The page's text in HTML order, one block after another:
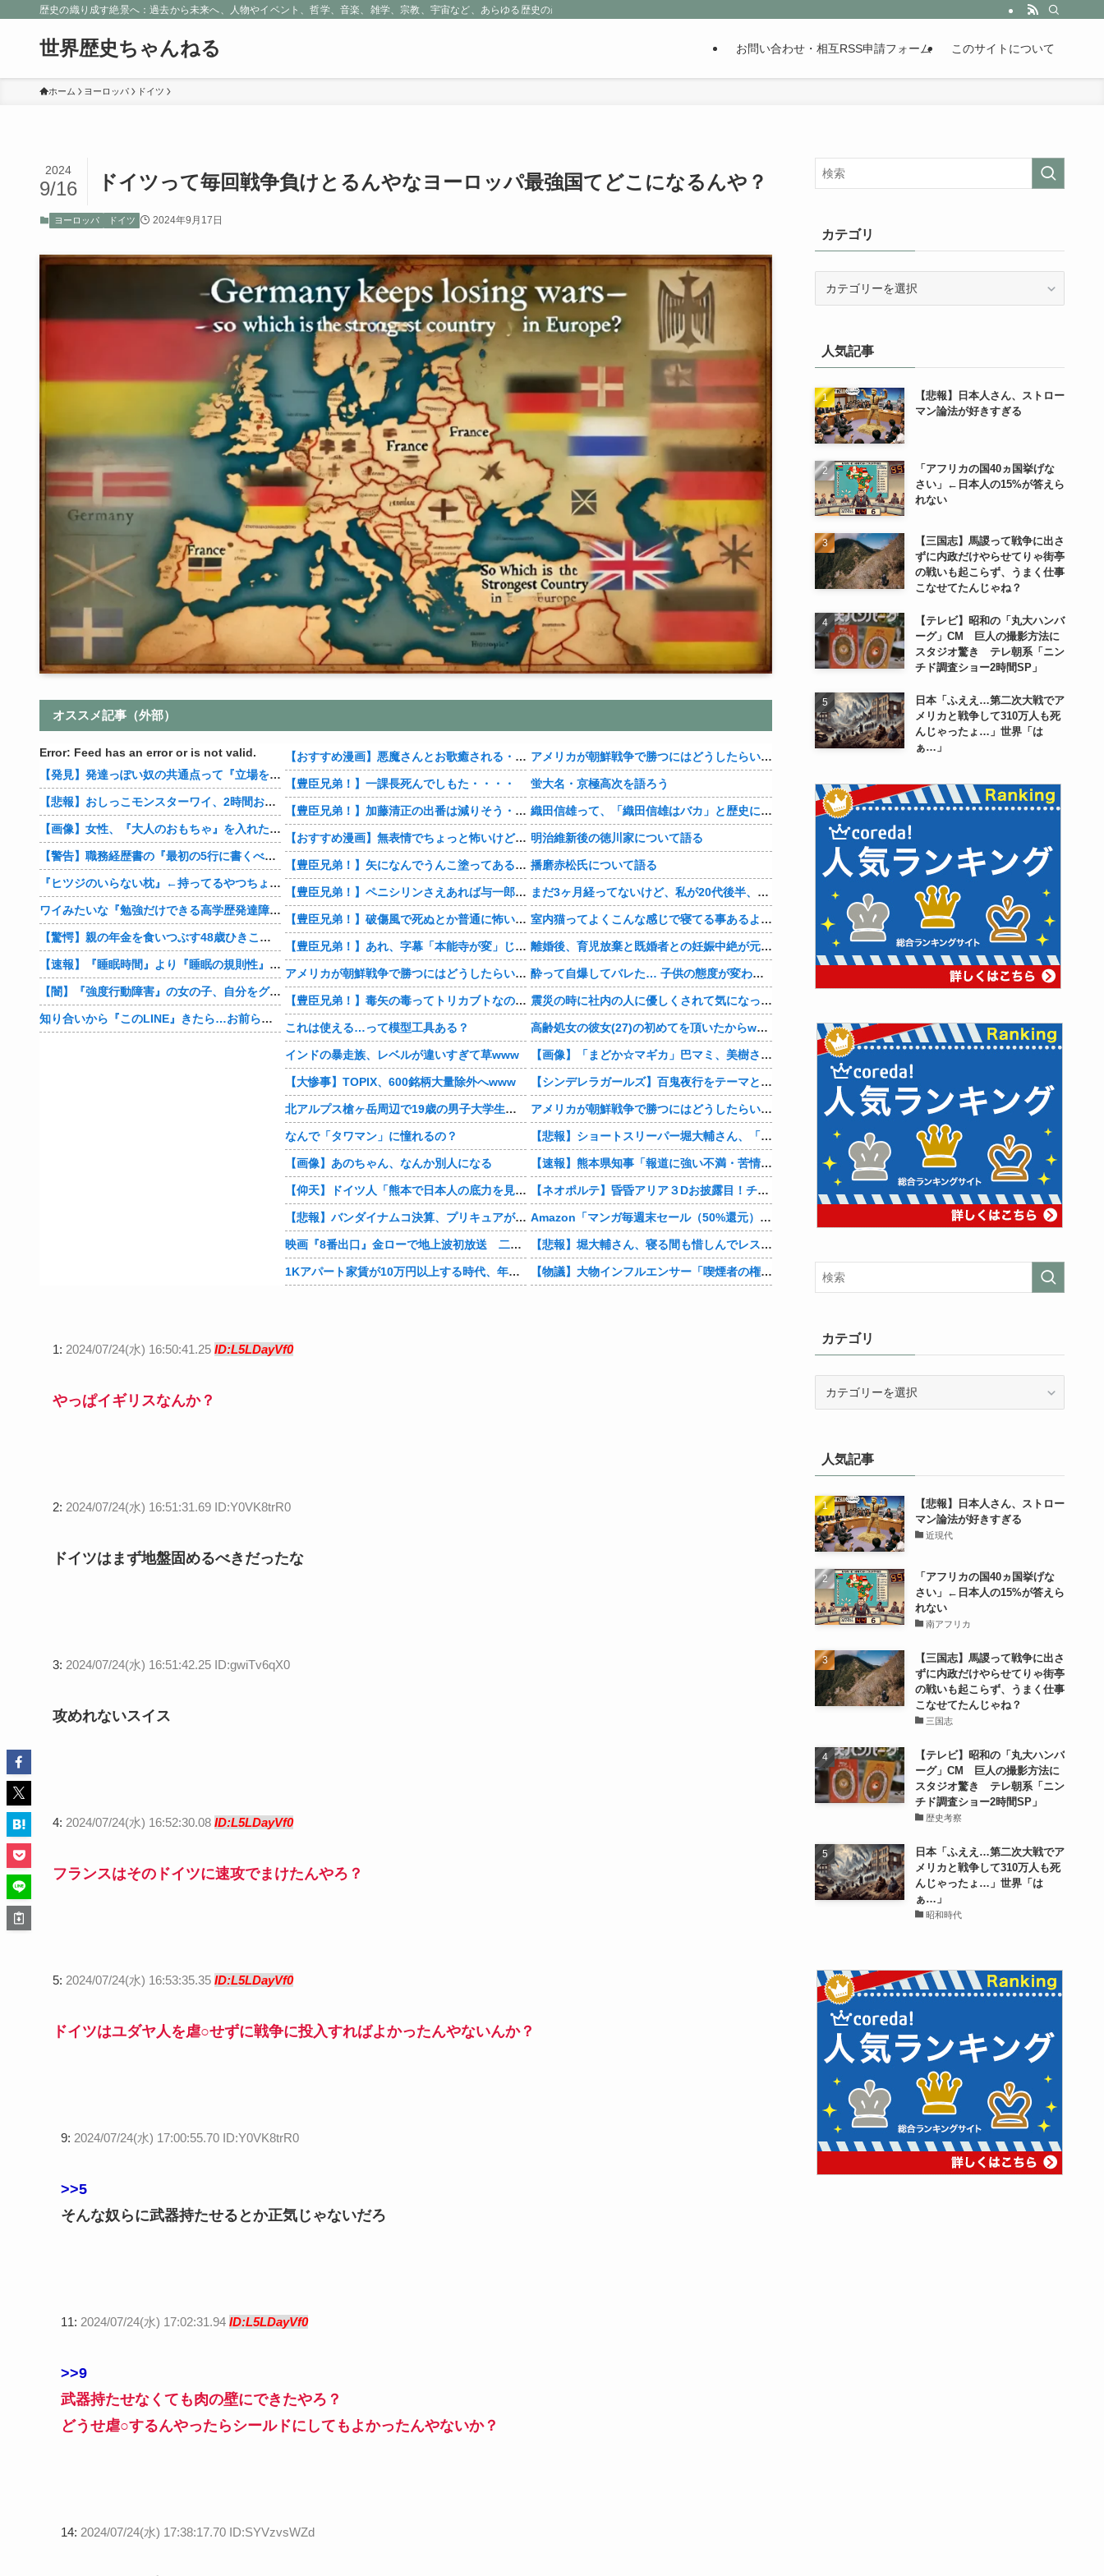
歴史の織り成す絶景へ：過去から未来へ、人物やイベント、哲学、音楽、雑学、宗教、宇宙など、あらゆる歴史の産物に包まれる魅惑の世界を探求しよう。歴史が苦手な人も魅了するまとめサイトです。
世界歴史ちゃんねる お問い合わせ・相互RSS申請フォーム このサイトについて
ホーム ヨーロッパ ドイツ
ドイツって毎回戦争負けとるんやなヨーロッパ最強国てどこになるんや？
2024
9/16
ヨーロッパ ドイツ 2024年9月17日
オススメ記事（外部）
Error: Feed has an error or is not valid.
【発見】発達っぽい奴の共通点って『立場を理解できない』だよな
【悲報】おしっこモンスターワイ、2時間おきにトイレへ
【画像】女性、『大人のおもちゃ』を入れたままMRI検査を受けた結果 →
【警告】職務経歴書の『最初の5行に書くべきこと』がこれ
『ヒツジのいらない枕』←持ってるやつちょっとこい
ワイみたいな『勉強だけできる高学歴発達障害者』ってどう生きたらいいんや？
【驚愕】親の年金を食いつぶす48歳ひきこもり…絶望の底から家族を救ったのは『障害基礎年金』だった
【速報】『睡眠時間』より『睡眠の規則性』のほうが大事だと判明
【闇】『強度行動障害』の女の子、自分をグーパンしまくる
知り合いから『このLINE』きたら…お前らどうする？
【おすすめ漫画】悪魔さんとお歌癒される・・・・
【豊臣兄弟！】一課長死んでしもた・・・・
【豊臣兄弟！】加藤清正の出番は減りそう・・・・
【おすすめ漫画】無表情でちょっと怖いけどかわいい・・・・
【豊臣兄弟！】矢になんでうんこ塗ってあるんだよ・・・・
【豊臣兄弟！】ペニシリンさえあれば与一郎助かったのか・・・？
【豊臣兄弟！】破傷風で死ぬとか普通に怖い・・・・
【豊臣兄弟！】あれ、字幕「本能寺が変」じゃなかった・・・？
アメリカが朝鮮戦争で勝つにはどうしたらいいのか？
【豊臣兄弟！】毒矢の毒ってトリカブトなのかな・・・？
これは使える…って模型工具ある？
インドの暴走族、レベルが違いすぎて草www
【大惨事】TOPIX、600銘柄大量除外へwww
北アルプス槍ヶ岳周辺で19歳の男子大学生が遭難 単独で1泊2日の予定で入山も連絡取れず 警察が9日以降捜索予定
なんで「タワマン」に憧れるの？
【画像】あのちゃん、なんか別人になる
【仰天】ドイツ人「熊本で日本人の底力を見た…!」熊本で生まれて初めて震度7の大地震を経験したドイツ人。直後、日本人たちの行動に衝撃を受けてしまう…
【悲報】バンダイナムコ決算、プリキュアが前年比大幅減少
映画『8番出口』金ローで地上波初放送 二宮和也「まさかテレビにまで迷い込んでしまうとは」
1Kアパート家賃が10万円以上する時代、年金14万円前後だと賃貸の人は無理じゃね？
アメリカが朝鮮戦争で勝つにはどうしたらいいのか？
蛍大名・京極高次を語ろう
織田信雄って、「織田信雄はバカ」と歴史に書かれているが今まで家が残っているんでバカではないよな？
明治維新後の徳川家について語る
播磨赤松氏について語る
まだ3ヶ月経ってないけど、私が20代後半、彼がぎりで40代前半でＷ不倫中。計画している彼との二泊三日の旅行、早く行けるといいな♪
室内猫ってよくこんな感じで寝てる事あるよね。【再】
離婚後、育児放棄と既婚者との妊娠中絶が元旦那にバレて、養育費の支払いが止まった… 私が正社員で働くまで止めると言われてるけど、女として生きたいの。
酔って自爆してバレた… 子供の態度が変わって旦那の口から離婚って言葉が出て、急速に現実に引き戻されたっていうか、あー私本当にしちゃいけないことしてたんだなと思い知った。
震災の時に社内の人に優しくされて気になって、６年付き合った彼に別れを告げました。その時新たな好きな人に夢中で元彼はどうでもよく思えました。今ははっきり言って後悔してます…
高齢処女の彼女(27)の初めてを頂いたからwww
【画像】「まどか☆マギカ」巴マミ、美樹さやか、佐倉杏子エロすぎ放課後えんこーハメ撮りどぴゅどぴゅエチエチが最高すぎる❣
【シンデレラガールズ】百鬼夜行をテーマとしたPOP UP SHOPが東京・大阪にて開催
アメリカが朝鮮戦争で勝つにはどうしたらいいのか？
【悲報】ショートスリーパー堀大輔さん、「寝た方がいい」などと誹謗中傷され配信中に泣き出してしまう
【速報】熊本県知事「報道に強い不満・苦情が寄せられている」→TBSの報道特集がまさにそれな件他
【ネオポルテ】昏昏アリア３Dお披露目！チキンテカテカ他
Amazon「マンガ毎週末セール（50%還元）」アツいスポーツマンガ祭り最終日到来！！！他
【悲報】堀大輔さん、寝る間も惜しんでレスバ祭りｗｗｗｗｗｗｗｗｗｗｗｗｗｗｗｗｗｗｗｗｗｗｗｗ他
【物議】大物インフルエンサー「喫煙者の権利がマジで侵害されてる。いくら税金払ってるんだ」他
1: 2024/07/24(水) 16:50:41.25 ID:L5LDayVf0
やっぱイギリスなんか？
2: 2024/07/24(水) 16:51:31.69 ID:Y0VK8trR0
ドイツはまず地盤固めるべきだったな
3: 2024/07/24(水) 16:51:42.25 ID:gwiTv6qX0
攻めれないスイス
4: 2024/07/24(水) 16:52:30.08 ID:L5LDayVf0
フランスはそのドイツに速攻でまけたんやろ？
5: 2024/07/24(水) 16:53:35.35 ID:L5LDayVf0
ドイツはユダヤ人を虐○せずに戦争に投入すればよかったんやないんか？
9: 2024/07/24(水) 17:00:55.70 ID:Y0VK8trR0
>>5
そんな奴らに武器持たせるとか正気じゃないだろ
11: 2024/07/24(水) 17:02:31.94 ID:L5LDayVf0
>>9
武器持たせなくても肉の壁にできたやろ？
どうせ虐○するんやったらシールドにしてもよかったんやないか？
14: 2024/07/24(水) 17:38:17.70 ID:SYVzvsWZd
カテゴリ
人気記事
【悲報】日本人さん、ストロー
マン論法が好きすぎる
「アフリカの国40ヵ国挙げな
さい」←日本人の15%が答えら
れない
【三国志】馬謖って戦争に出さ
ずに内政だけやらせてりゃ街亭
の戦いも起こらず、うまく仕事
こなせてたんじゃね？
【テレビ】昭和の「丸大ハンバ
ーグ」CM 巨人の撮影方法に
スタジオ驚き テレ朝系「ニン
チド調査ショー2時間SP」
日本「ふええ…第二次大戦でア
メリカと戦争して310万人も死
んじゃったょ…」世界「は
ぁ…」
カテゴリ
人気記事
【悲報】日本人さん、ストロー
マン論法が好きすぎる
近現代
「アフリカの国40ヵ国挙げな
さい」←日本人の15%が答えら
れない
南アフリカ
【三国志】馬謖って戦争に出さ
ずに内政だけやらせてりゃ街亭
の戦いも起こらず、うまく仕事
こなせてたんじゃね？
三国志
【テレビ】昭和の「丸大ハンバ
ーグ」CM 巨人の撮影方法に
スタジオ驚き テレ朝系「ニン
チド調査ショー2時間SP」
歴史考察
日本「ふええ…第二次大戦でア
メリカと戦争して310万人も死
んじゃったょ…」世界「は
ぁ…」
昭和時代